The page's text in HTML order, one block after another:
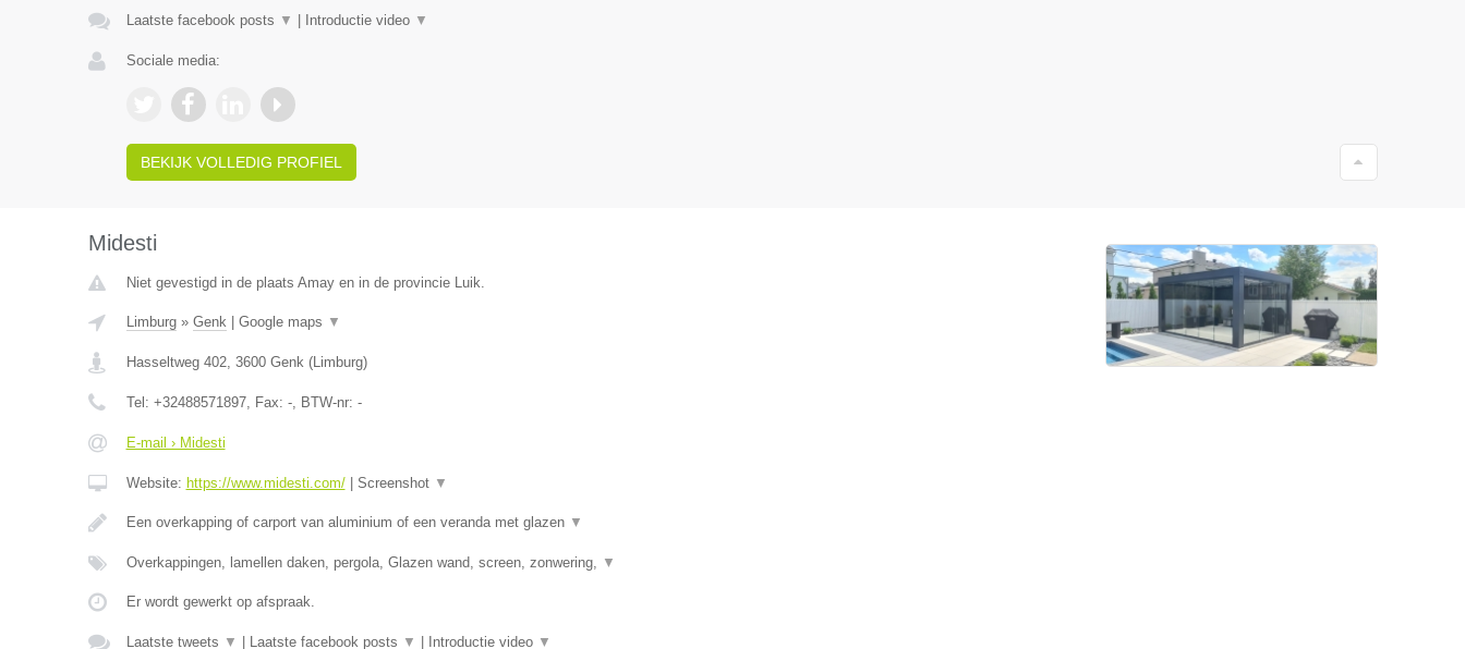
Laatste facebook posts ▼ Introductie video ▼
Sociale media:
BEKIJK VOLLEDIG PROFIEL
Midesti
Niet gevestigd in de plaats Amay en in de provincie Luik.
Limburg» Genk| Google maps ▼
Hasseltweg 402, 3600 Genk(Limburg)
Tel: +32488571897, Fax: -, BTW-nr: -
E-mail › Midesti
Website: https://www.midesti.com/| Screenshot ▼
Een overkapping of carport van aluminium of een veranda met glazen ▼
Overkappingen, lamellen daken, pergola, Glazen wand, screen, zonwering, ▼
Er wordt gewerkt op afspraak.
Laatste tweets ▼ Laatste facebook posts ▼ Introductie video ▼